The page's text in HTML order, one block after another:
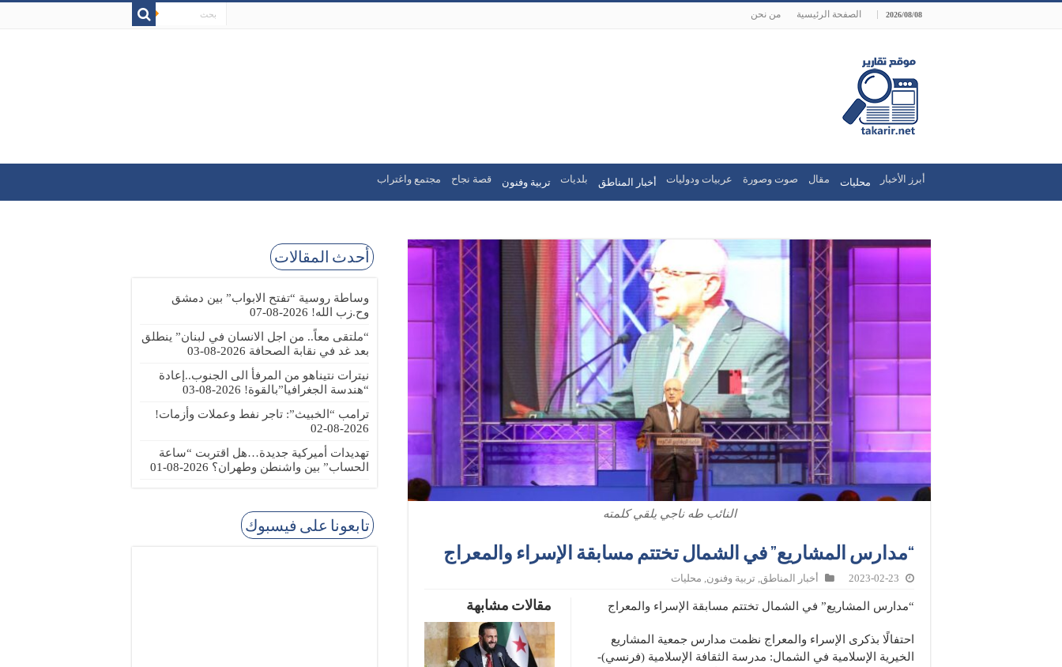
2026/08/08 الصفحة الرئيسية من نحن
أبرز الأخبار محليات مقال صوت وصورة عربيات ودوليات أخبار المناطق بلديات تربية وفنون قصة نجاح مجتمع واغتراب
النائب طه ناجي يلقي كلمته
“مدارس المشاريع” في الشمال تختتم مسابقة الإسراء والمعراج
2023-02-23 أخبار المناطق, تربية وفنون, محليات
مقالات مشابهة “مدارس المشاريع” في الشمال تختتم مسابقة الإسراء والمعراج
احتفالًا بذكرى الإسراء والمعراج نظمت مدارس جمعية المشاريع
الخيرية الإسلامية في الشمال: مدرسة الثقافة الإسلامية (فرنسي)-
أحدث المقالات
وساطة روسية “تفتح الابواب” بين دمشق
وح.زب الله! 2026-08-07
“ملتقى معاً.. من اجل الانسان في لبنان” ينطلق
بعد غد في نقابة الصحافة 2026-08-03
نيترات نتيناهو من المرفأ الى الجنوب..إعادة
“هندسة الجغرافيا”بالقوة! 2026-08-03
ترامب “الخبيث”: تاجر نفط وعملات وأزمات!
2026-08-02
تهديدات أميركية جديدة…هل اقتربت “ساعة
الحساب” بين واشنطن وطهران؟ 2026-08-01
تابعونا على فيسبوك